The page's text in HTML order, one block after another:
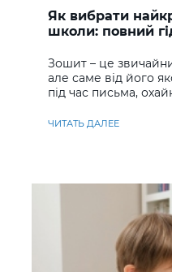
Як вибрати
школи: повний
Зошит – це
але саме від його
під час письма,
ЧИТАТЬ ДАЛЕЕ